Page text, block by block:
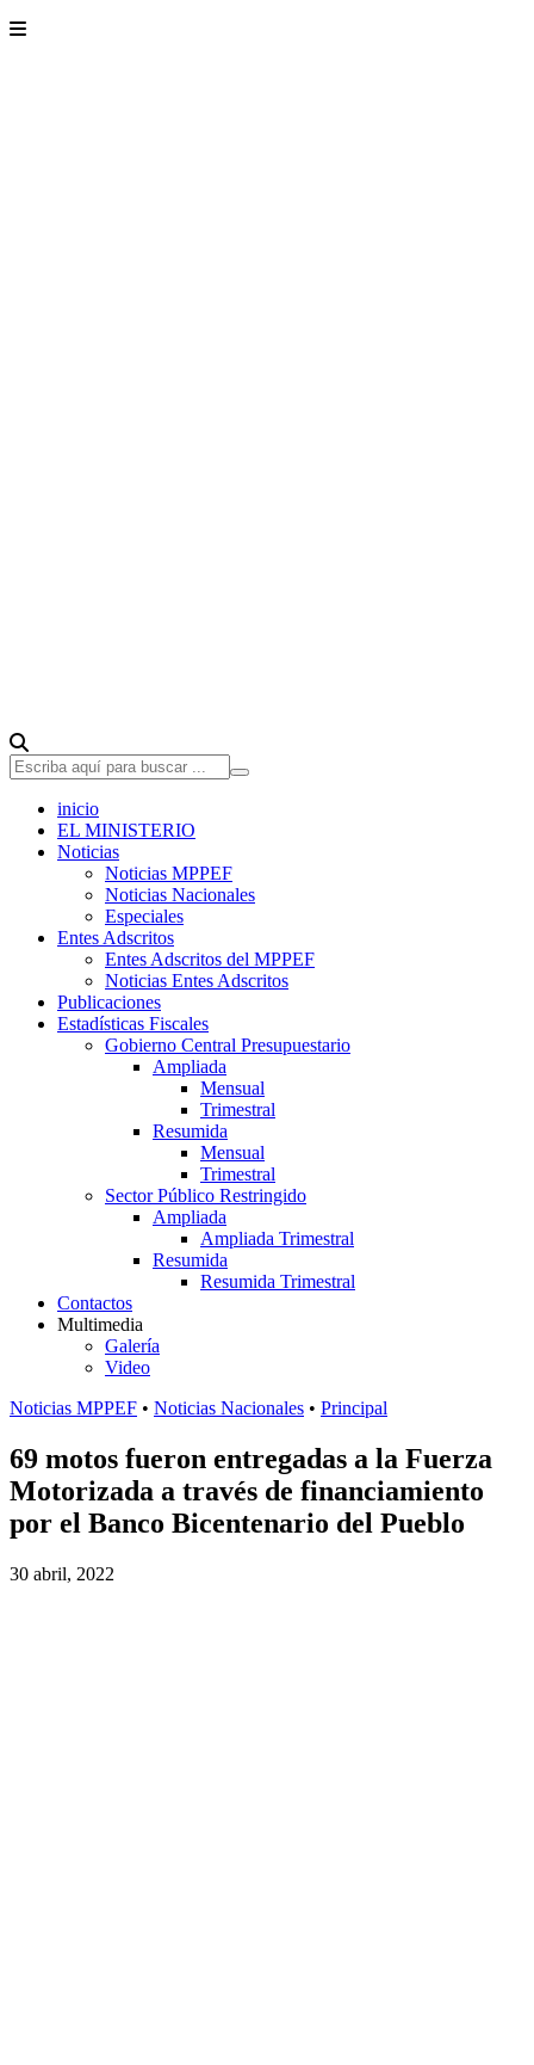
inicio
EL MINISTERIO
Noticias
Noticias MPPEF
Noticias Nacionales
Especiales
Entes Adscritos
Entes Adscritos del MPPEF
Noticias Entes Adscritos
Publicaciones
Estadísticas Fiscales
Gobierno Central Presupuestario
Ampliada
Mensual
Trimestral
Resumida
Mensual
Trimestral
Sector Público Restringido
Ampliada
Ampliada Trimestral
Resumida
Resumida Trimestral
Contactos
Multimedia
Galería
Video
Noticias MPPEF • Noticias Nacionales • Principal
69 motos fueron entregadas a la Fuerza
Motorizada a través de financiamiento
por el Banco Bicentenario del Pueblo
30 abril, 2022